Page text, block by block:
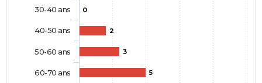
0
2
3
5
30-40 ans
40-50 ans
50-60 ans
60-70 ans